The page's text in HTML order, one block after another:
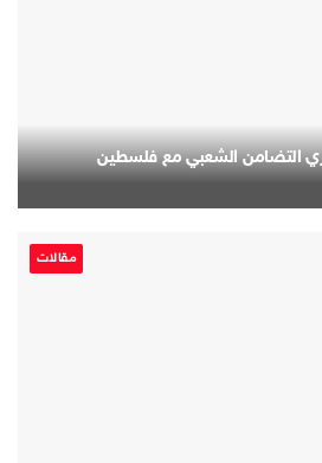
التضامن الشعبي مع فلسطين
مقالات